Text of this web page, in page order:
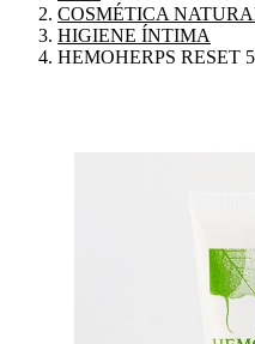
COSMÉTICA
HIGIENE ÍNTIMA
HEMOHERPS RESET